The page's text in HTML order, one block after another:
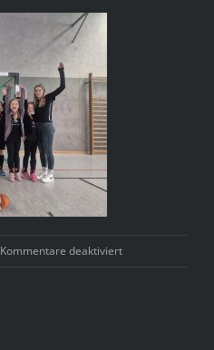
Kommentare deaktiviertfür
wU8_Frosch